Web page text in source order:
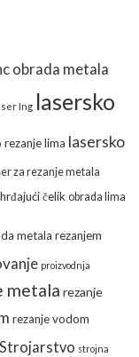
obrada metala
Ing lasersko
rezanje lima lasersko
za rezanje metala
čelik obrada lima
metala rezanjem
proizvodnja
metala rezanje
rezanje vodom
Strojarstvo strojna